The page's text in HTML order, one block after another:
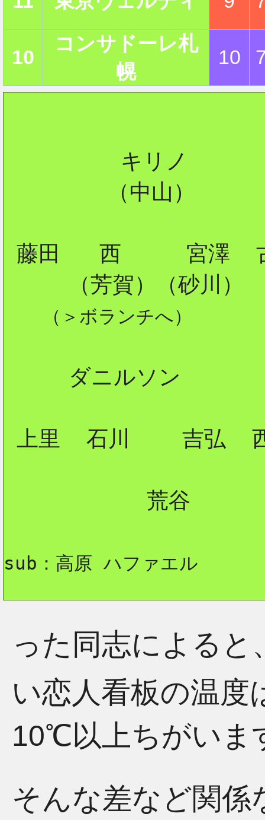
10
コンサドーレ札
幌
10
         キリノ
        （中山）
藤田   西     宮澤
     （芳賀）（砂川）
（＞ボランチへ）
     ダニルソン
上里  石川    吉弘
           荒谷
sub：高原 ハファエル
った同志によると
い恋人看板の温度
10℃以上ちがいま
そんな差など関係